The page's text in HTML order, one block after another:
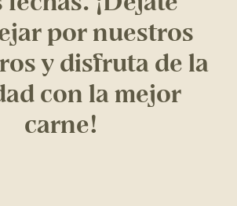
por nuestros
y disfruta de la
con la mejor
carne!